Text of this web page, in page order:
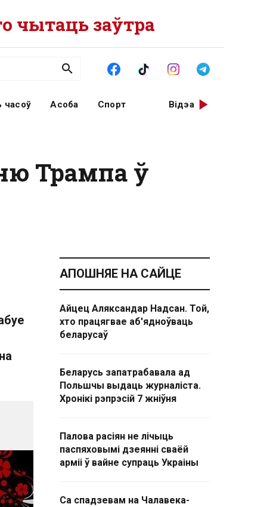
чытаць заўтра
часоў Асоба Спорт Відэа
Трампа ў
АПОШНЯЕ НА САЙЦЕ
Айцец Аляксандар Надсан. Той,
хто працягвае аб'ядноўваць
беларусаў
Беларусь запатрабавала ад
Польшчы выдаць журналіста.
Хронікі рэпрэсій 7 жніўня
Палова расіян не лічыць
паспяховымі дзеянні сваёй
арміі ў вайне супраць Украіны
Са спадзевам на Чалавека-